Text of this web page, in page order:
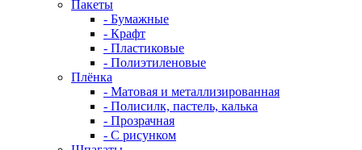
Пакеты
- Бумажные
- Крафт
- Пластиковые
- Полиэтиленовые
Плёнка
- Матовая и металлизированная
- Полисилк, пастель, калька
- Прозрачная
- С рисунком